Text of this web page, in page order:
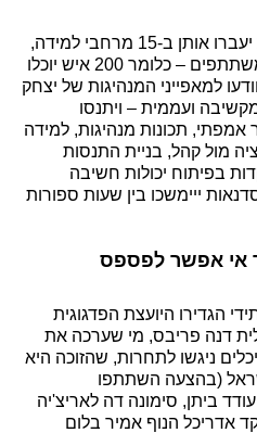
משתתפי ההכשרות והסדנאות יעברו אותן ב-15 מרחבי למידה,
שכל אחד מהם מותאם ל-20 משתתפים – כלומר 200 איש יוכלו
למאפייני המנהיגות של יצחק
ועממית – ויתנסו
תכונות מנהיגות, למידה
מול קהל, בניית התנסות
בפיתוח יכולות חשיבה
ייימשכו בין שעות ספורות
אי אפשר לפספס
הגדירו היועצת הפדגוגית
דנה פריבס, מי שערכה את
(בהצעה השתתפו
ביתן, סימונה דה לאריצ'יה
אדריכל הנוף אמיר בלום